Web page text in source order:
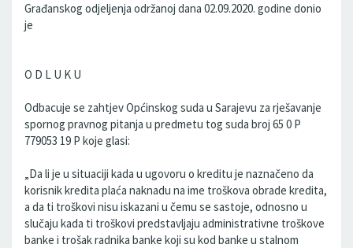
Građanskog odjeljenja održanoj dana 02.09.2020. godine donio
je
O D L U K U
Odbacuje se zahtjev Općinskog suda u Sarajevu za rješavanje
spornog pravnog pitanja u predmetu tog suda broj 65 0 P
779053 19 P koje glasi:
„Da li je u situaciji kada u ugovoru o kreditu je naznačeno da
korisnik kredita plaća naknadu na ime troškova obrade kredita,
a da ti troškovi nisu iskazani u čemu se sastoje, odnosno u
slučaju kada ti troškovi predstavljaju administrativne troškove
banke i trošak radnika banke koji su kod banke u stalnom